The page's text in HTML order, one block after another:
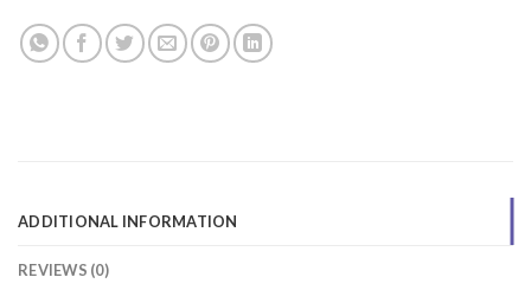
ADDITIONAL INFORMATION
REVIEWS (0)